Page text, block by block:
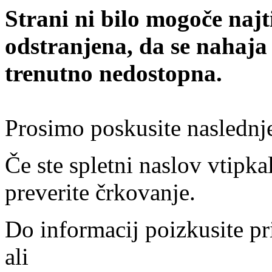
Strani ni bilo mogoče
odstranjena, da se
trenutno nedostopna.
Prosimo poskusite
Če ste spletni naslov
preverite črkovanje.
Do informacij poizkusite
ali